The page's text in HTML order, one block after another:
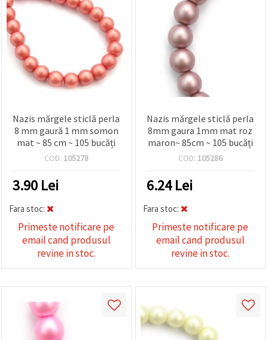
Nazis mărgele sticlă perla
8 mm gaură 1 mm somon
mat ~ 85 cm ~ 105 bucăți
COD: 105278
3.90 Lei
Fara stoc:
Primeste notificare pe
email cand produsul
revine in stoc.
Nazis mărgele sticlă perla
8mm gaura 1mm mat roz
maron~ 85cm ~ 105 bucăți
COD: 105286
6.24Lei
Fara stoc:
Primeste notificare pe
email cand produsul
revine in stoc.